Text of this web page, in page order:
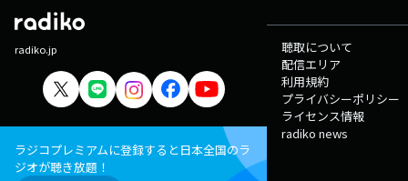
radiko.jp
ラジコプレミアムに登録すると日本全国のラ
ジオが聴き放題！
聴取について
配信エリア
利用規約
プライバシーポリシー
ライセンス情報
radiko news